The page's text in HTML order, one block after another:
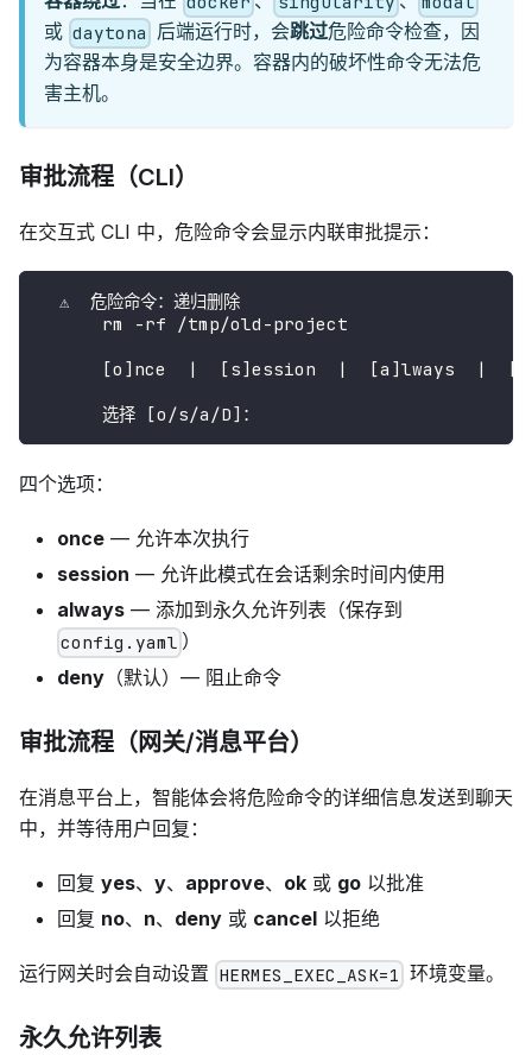
或 daytona 后端运行时，会跳过危险命令检查，因
为容器本身是安全边界。容器内的破坏性命令无法危
害主机。
审批流程（CLI）
在交互式 CLI 中，危险命令会显示内联审批提示：
  ⚠️  危险命令：递归删除
      rm -rf /tmp/old-project
[o]nce  |  [s]ession  |  [a]lways  |
      选择 [o/s/a/D]：
四个选项：
once — 允许本次执行
session — 允许此模式在会话剩余时间内使用
always — 添加到永久允许列表（保存到
config.yaml ）
deny （默认）— 阻止命令
审批流程（网关/消息平台）
在消息平台上，智能体会将危险命令的详细信息发送到聊天
中，并等待用户回复：
回复 yes、 y、 approve、 ok 或 go 以批准
回复 no、 n、 deny 或 cancel 以拒绝
运行网关时会自动设置 HERMES_EXEC_ASK=1 环境变量。
永久允许列表